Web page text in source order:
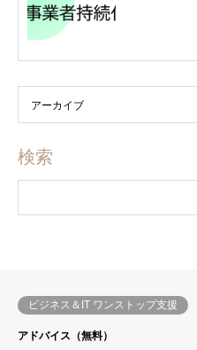
検索
ビジネス＆IT ワンストップ支援
アドバイス（無料）